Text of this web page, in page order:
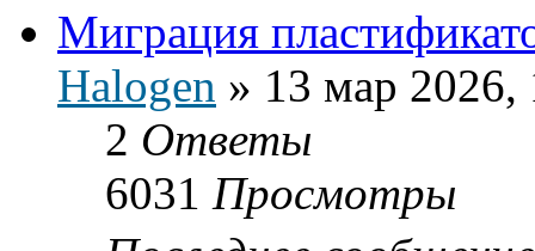
Миграция
Halogen » 13 мар 2026,
2 Ответы
6031 Просмотры